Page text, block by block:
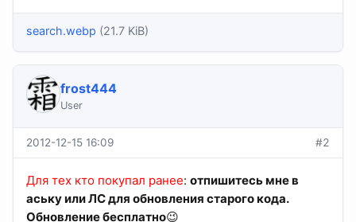
search.webp (21.7 KiB)
frost444
User
2012-12-15 16:09 #2
Для тех кто покупал ранее: отпишитесь мне в
аську или ЛС для обновления старого кода.
Обновление бесплатно😉